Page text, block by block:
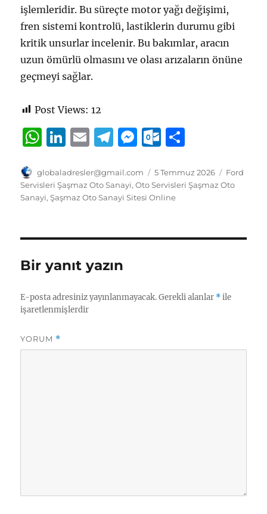
işlemleridir. Bu süreçte motor yağı değişimi,
fren sistemi kontrolü, lastiklerin durumu gibi
kritik unsurlar incelenir. Bu bakımlar, aracın
uzun ömürlü olmasını ve olası arızaların önüne
geçmeyi sağlar.
Post Views: 12
W
at
s
p
Li
k
e
I
E
ai
l
T
e
g
a
M
ss
e
g
O
tl
o
k.
m
a
re
Yazar
globaladresler@gmail.com
Yayın
tarihi
5 Temmuz 2026
Ford
Servisleri Şaşmaz Oto Sanayi,Oto Servisleri Şaşmaz Oto
Sanayi,Şaşmaz Oto Sanayi Sitesi Online
Bir yanıt yazın
E-posta adresiniz yayınlanmayacak. Gerekli alanlar *ile
işaretlenmişlerdir
YORUM *